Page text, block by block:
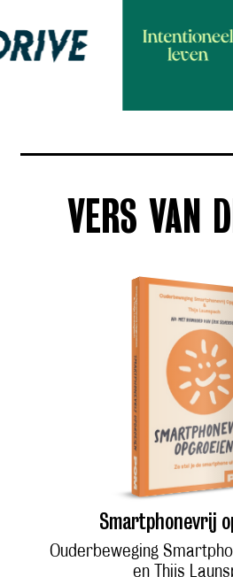
VERS VAN
Smartphonevrij
Ouderbeweging
en Thijs